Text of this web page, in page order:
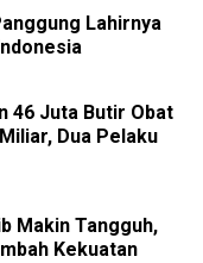
Lahirnya
46 Juta Butir Obat
Dua Pelaku
Makin Tangguh,
Kekuatan